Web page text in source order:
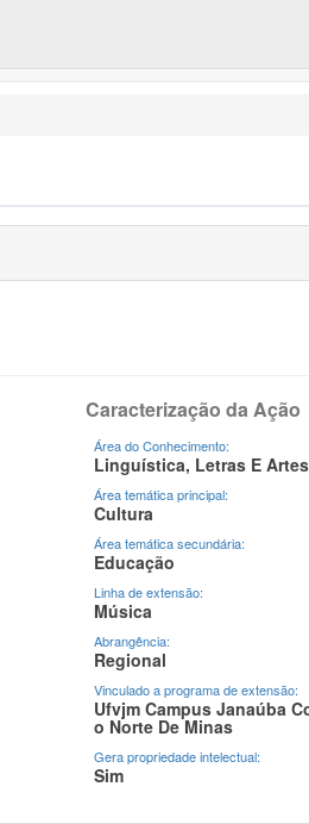
Caracterização da Ação
Área do Conhecimento:
Linguística, Letras E Artes
Área temática principal:
Cultura
Área temática secundária:
Educação
Linha de extensão:
Música
Abrangência:
Regional
Vinculado a programa de extensão:
Ufvjm Campus Janaúba
O Norte De Minas
Gera propriedade intelectual:
Sim